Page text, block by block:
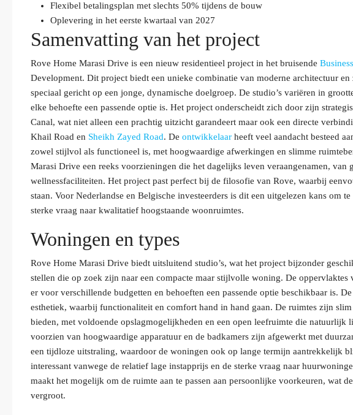
Flexibel betalingsplan met slechts 50% tijdens de bouw
Oplevering in het eerste kwartaal van 2027
Samenvatting van het project
Rove Home Marasi Drive is een nieuw residentieel project in het bruisende
Development. Dit project biedt een unieke combinatie van moderne architectuur
speciaal gericht op een jonge, dynamische doelgroep. De studio’s variëren in
elke behoefte een passende optie is. Het project onderscheidt zich door zijn
Canal, wat niet alleen een prachtig uitzicht garandeert maar ook een directe
Khail Road en Sheikh Zayed Road. De ontwikkelaar heeft veel aandacht besteed
zowel stijlvol als functioneel is, met hoogwaardige afwerkingen en slimme
Marasi Drive een reeks voorzieningen die het dagelijks leven veraangenamen, van
wellnessfaciliteiten. Het project past perfect bij de filosofie van Rove, waarbij
staan. Voor Nederlandse en Belgische investeerders is dit een uitgelezen kans om
sterke vraag naar kwalitatief hoogstaande woonruimtes.
Woningen en types
Rove Home Marasi Drive biedt uitsluitend studio’s, wat het project bijzonder
stellen die op zoek zijn naar een compacte maar stijlvolle woning. De
er voor verschillende budgetten en behoeften een passende optie beschikbaar is.
esthetiek, waarbij functionaliteit en comfort hand in hand gaan. De ruimtes zijn
bieden, met voldoende opslagmogelijkheden en een open leefruimte die natuurlijk
voorzien van hoogwaardige apparatuur en de badkamers zijn afgewerkt met
een tijdloze uitstraling, waardoor de woningen ook op lange termijn aantrekkelijk
interessant vanwege de relatief lage instapprijs en de sterke vraag naar
maakt het mogelijk om de ruimte aan te passen aan persoonlijke voorkeuren, wat
vergroot.